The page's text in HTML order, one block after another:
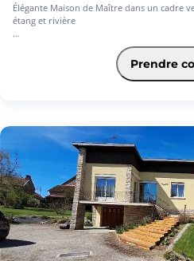
Élégante Maison de Maître dans un cadre
étang et rivière
Située dans un environnement privilégié,
offre un cadre de vie paisible et
3 hectares 35, entièrement close, avec
court de tennis (tous deux à rénover) et
- 5 chambres dont 2 au rez-de-chaussée,
- Salon et grand séjour lumineux,
- Véranda spacieuse de 40 m² offrant une
- Cuisine aménagée,
- Buanderie, bureau, et mezzanine,
- 2 salles de bain, 1 salle d'eau et 3 WC,
- Garage double + abri pour 2 véhicules.
Confort assuré avec un système de
Prendre